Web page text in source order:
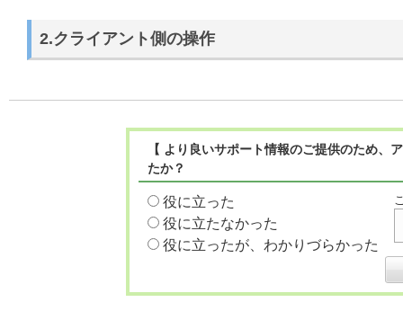
2.クライアント側の操作
【 より良いサポート情報のご提供のため
たか？
役に立った
役に立たなかった
役に立ったが、わかりづらかった